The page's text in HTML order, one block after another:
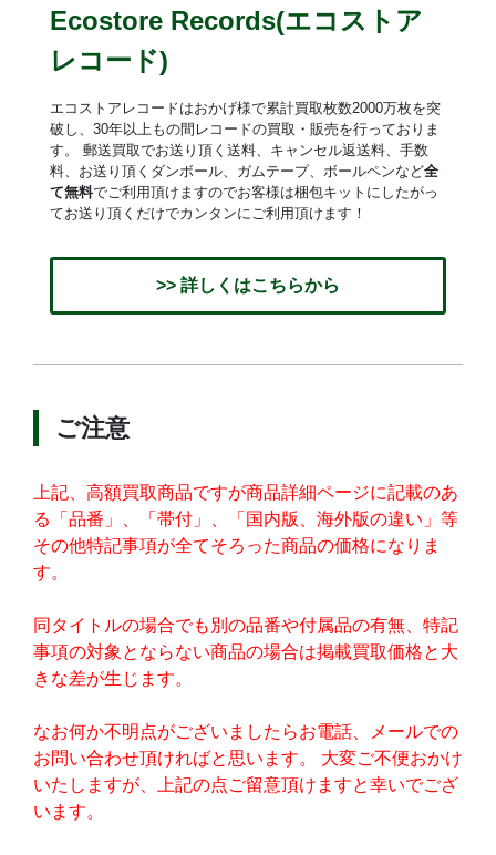
Ecostore Records(エコストア
レコード)
エコストアレコードはおかげ様で累計買取枚数2000万枚を突
破し、30年以上もの間レコードの買取・販売を行っておりま
す。 郵送買取でお送り頂く送料、キャンセル返送料、手数
料、お送り頂くダンボール、ガムテープ、ボールペンなど全
て無料でご利用頂けますのでお客様は梱包キットにしたがっ
てお送り頂くだけでカンタンにご利用頂けます！
>> 詳しくはこちらから
ご注意
上記、高額買取商品ですが商品詳細ページに記載のあ
る「品番」、「帯付」、「国内版、海外版の違い」等
その他特記事項が全てそろった商品の価格になりま
す。
同タイトルの場合でも別の品番や付属品の有無、特記
事項の対象とならない商品の場合は掲載買取価格と大
きな差が生じます。
なお何か不明点がございましたらお電話、メールでの
お問い合わせ頂ければと思います。 大変ご不便おかけ
いたしますが、上記の点ご留意頂けますと幸いでござ
います。